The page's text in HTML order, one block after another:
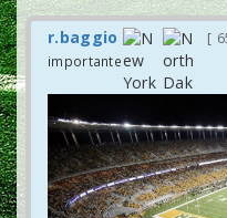
r.baggio
importante